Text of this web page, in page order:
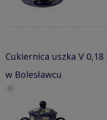
Cukiernica uszka V
w Bolesławcu